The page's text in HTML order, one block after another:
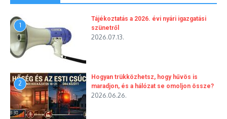
1
Tájékoztatás a 2026. évi nyári igazgatási
szünetről
2026.07.13.
2
Hogyan trükközhetsz, hogy hűvös is
maradjon, és a hálózat se omoljon össze?
2026.06.26.